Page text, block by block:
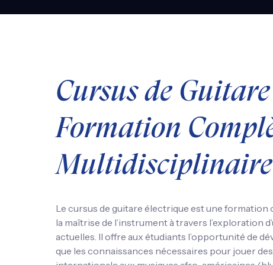
Cursus de
Formation
Multidisciplinaire
Le cursus de guitare électrique est une
la maîtrise de l’instrument à travers l’exploration
actuelles. Il offre aux étudiants l’opportunité de
que les connaissances nécessaires pour jouer